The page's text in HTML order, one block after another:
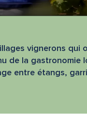
vignerons
de la gastronomie
entre étangs,